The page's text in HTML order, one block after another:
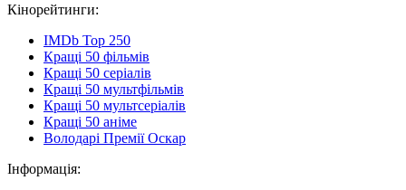
Кінорейтинги:
IMDb Top 250
Кращі 50 фільмів
Кращі 50 серіалів
Кращі 50 мультфільмів
Кращі 50 мультсеріалів
Кращі 50 аніме
Володарі Премії Оскар
Інформація: